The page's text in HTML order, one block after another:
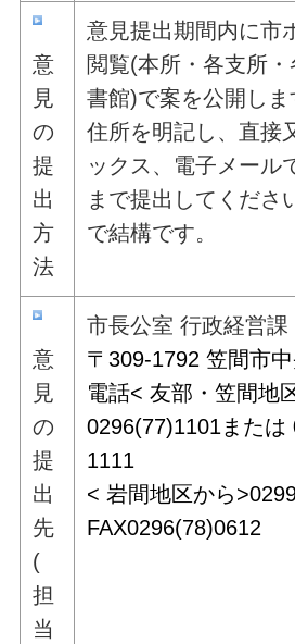
意
見
の
提
出
方
法
意見提出期間内に市
閲覧(本所・各支所
書館)で案を公開しま
住所を明記し、直接
ックス、電子メール
まで提出してくださ
で結構です。
意
見
の
提
出
先
(
担
当
市長公室 行政経営課
〒309-1792 笠間市
電話< 友部・笠間地
0296(77)1101または
1111
< 岩間地区から
FAX0296(78)0612